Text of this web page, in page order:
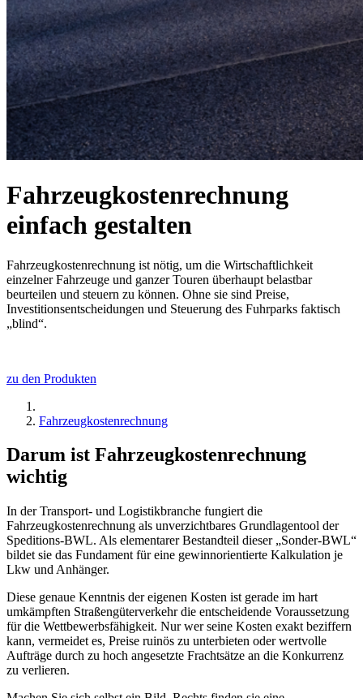
Fahrzeugkostenrechnung
einfach gestalten
Fahrzeugkostenrechnung ist nötig, um die Wirtschaftlichkeit
einzelner Fahrzeuge und ganzer Touren überhaupt belastbar
beurteilen und steuern zu können. Ohne sie sind Preise,
Investitionsentscheidungen und Steuerung des Fuhrparks faktisch
„blind“.
zu den Produkten
Fahrzeugkostenrechnung
Darum ist Fahrzeugkostenrechnung
wichtig
In der Transport- und Logistikbranche fungiert die
Fahrzeugkostenrechnung als unverzichtbares Grundlagentool der
Speditions-BWL. Als elementarer Bestandteil dieser „Sonder-BWL“
bildet sie das Fundament für eine gewinnorientierte Kalkulation je
Lkw und Anhänger.
Diese genaue Kenntnis der eigenen Kosten ist gerade im hart
umkämpften Straßengüterverkehr die entscheidende Voraussetzung
für die Wettbewerbsfähigkeit. Nur wer seine Kosten exakt beziffern
kann, vermeidet es, Preise ruinös zu unterbieten oder wertvolle
Aufträge durch zu hoch angesetzte Frachtsätze an die Konkurrenz
zu verlieren.